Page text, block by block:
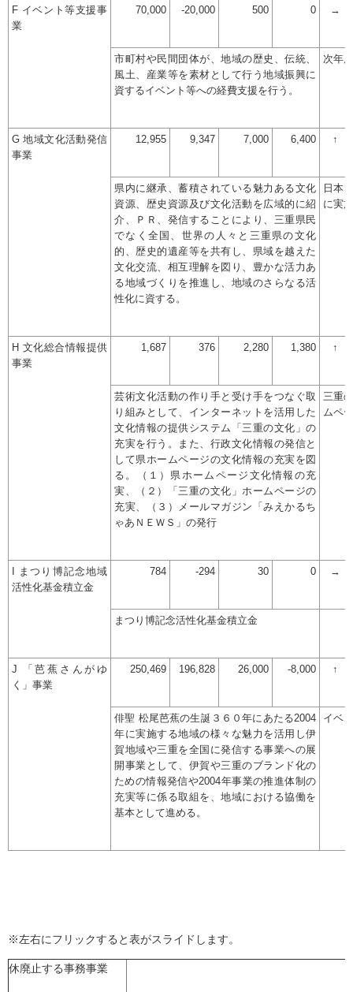
F イベント等支援事
業
70,000 -20,000 500 0 →
市町村や民間団体が、地域の歴史、伝統、
風土、産業等を素材として行う地域振興に
資するイベント等への経費支援を行う。
次年
G 地域文化活動発信
事業
12,955 9,347 7,000 6,400 ↑
県内に継承、蓄積されている魅力ある文化
資源、歴史資源及び文化活動を広域的に紹
介、ＰＲ、発信することにより、三重県民
でなく全国、世界の人々と三重県の文化
的、歴史的遺産等を共有し、県域を越えた
文化交流、相互理解を図り、豊かな活力あ
る地域づくりを推進し、地域のさらなる活
性化に資する。
日本
に実
H 文化総合情報提供
事業
1,687 376 2,280 1,380 ↑
芸術文化活動の作り手と受け手をつなぐ取
り組みとして、インターネットを活用した
文化情報の提供システム「三重の文化」の
充実を行う。また、行政文化情報の発信と
して県ホームページの文化情報の充実を図
る。（１）県ホームページ文化情報の充
実、（２）「三重の文化」ホームページの
充実、（３）メールマガジン「みえかるち
ゃあＮＥＷＳ」の発行
三重
ムペ
I まつり博記念地域
活性化基金積立金
784 -294 30 0 →
まつり博記念活性化基金積立金
J 「芭蕉さんがゆ
く」事業
250,469 196,828 26,000 -8,000 ↑
俳聖 松尾芭蕉の生誕３６０年にあたる2004
年に実施する地域の様々な魅力を活用し伊
賀地域や三重を全国に発信する事業への展
開事業として、伊賀や三重のブランド化の
ための情報発信や2004年事業の推進体制の
充実等に係る取組を、地域における協働を
基本として進める。
イベ
※左右にフリックすると表がスライドします。
休廃止する事務事業